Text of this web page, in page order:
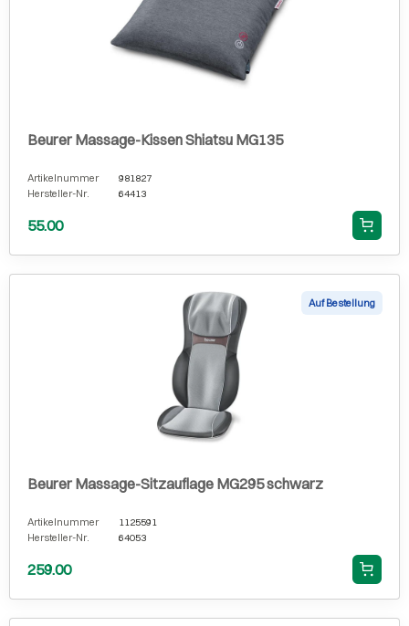
Beurer Massage-Kissen Shiatsu MG135
Artikelnummer
981827
Hersteller-Nr.
64413
55.00
Auf Bestellung
Beurer Massage-Sitzauflage MG295 schwarz
Artikelnummer
1125591
Hersteller-Nr.
64053
259.00